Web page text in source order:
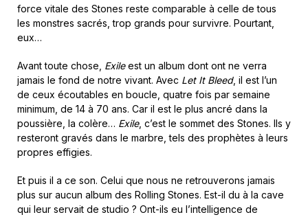
force vitale des Stones reste comparable à celle de tous
les monstres sacrés, trop grands pour survivre. Pourtant,
eux…
Avant toute chose, Exileest un album dont ont ne verra
jamais le fond de notre vivant. Avec Let It Bleed, il est l’un
de ceux écoutables en boucle, quatre fois par semaine
minimum, de 14 à 70 ans. Car il est le plus ancré dans la
poussière, la colère… Exile, c’est le sommet des Stones. Ils y
resteront gravés dans le marbre, tels des prophètes à leurs
propres effigies.
Et puis il a ce son. Celui que nous ne retrouverons jamais
plus sur aucun album des Rolling Stones. Est-il du à la cave
qui leur servait de studio ? Ont-ils eu l’intelligence de